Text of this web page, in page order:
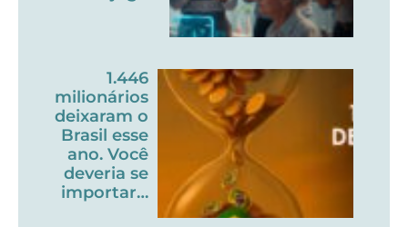
1.446
milionários
deixaram o
Brasil esse
ano. Você
deveria se
importar…